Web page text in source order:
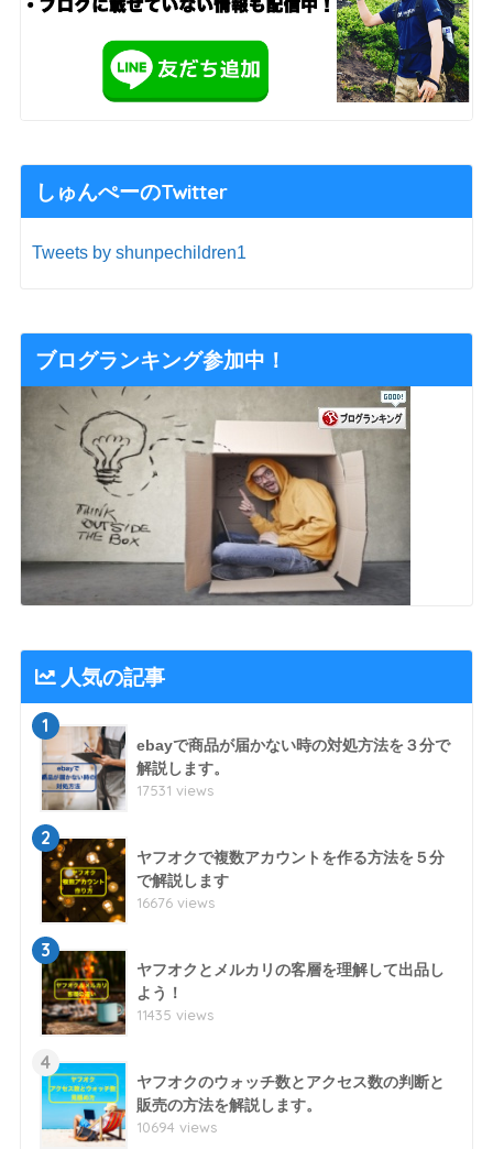
しゅんぺーのTwitter
Tweets by shunpechildren1
ブログランキング参加中！
人気の記事
1
ebayで商品が届かない時の対処方法を３分で
解説します。
17531 views
2
ヤフオクで複数アカウントを作る方法を５分
で解説します
16676 views
3
ヤフオクとメルカリの客層を理解して出品し
よう！
11435 views
4
ヤフオクのウォッチ数とアクセス数の判断と
販売の方法を解説します。
10694 views